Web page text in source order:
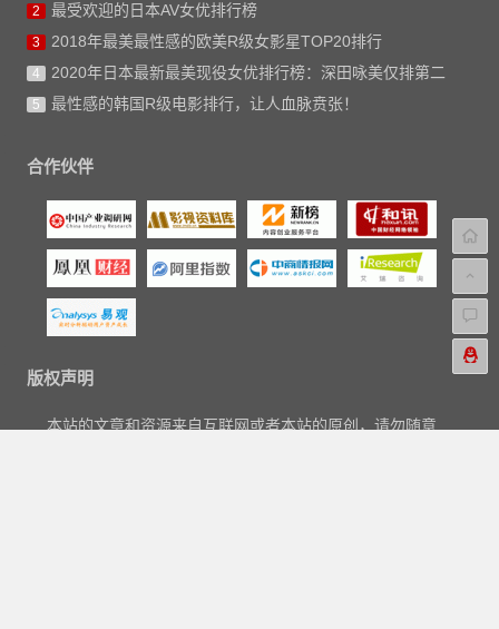
2 最受欢迎的日本AV女优排行榜
3 2018年最美最性感的欧美R级女影星TOP20排行
4 2020年日本最新最美现役女优排行榜：深田咏美仅排第二
5 最性感的韩国R级电影排行，让人血脉贲张！
合作伙伴
版权声明
本站的文章和资源来自互联网或者本站的原创，请勿随意